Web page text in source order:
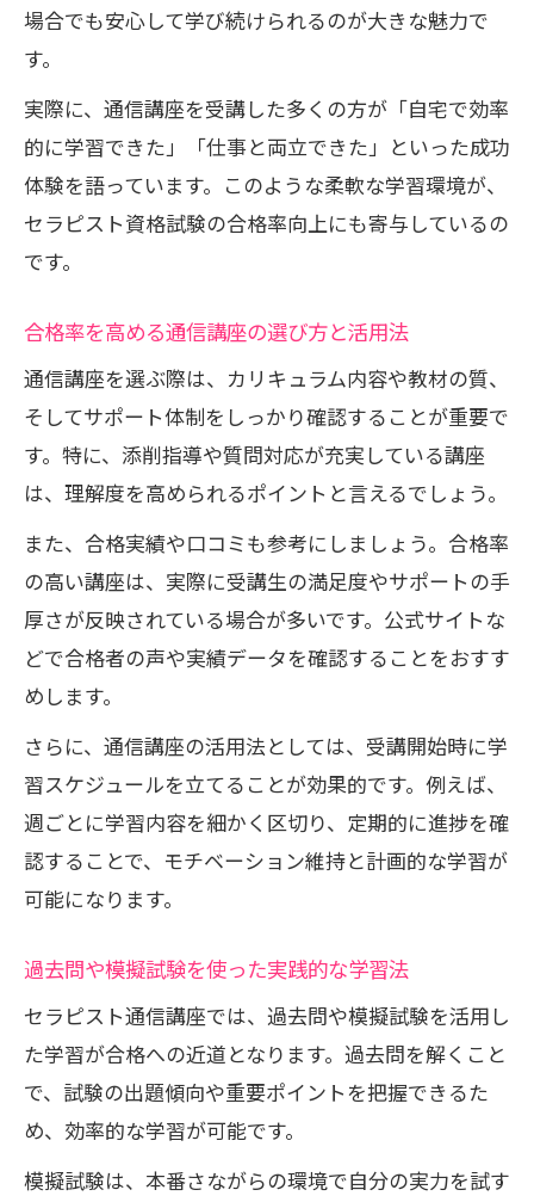
場合でも安心して学び続けられるのが大きな魅力で
す。
実際に、通信講座を受講した多くの方が「自宅で効率
的に学習できた」「仕事と両立できた」といった成功
体験を語っています。このような柔軟な学習環境が、
セラピスト資格試験の合格率向上にも寄与しているの
です。
合格率を高める通信講座の選び方と活用法
通信講座を選ぶ際は、カリキュラム内容や教材の質、
そしてサポート体制をしっかり確認することが重要で
す。特に、添削指導や質問対応が充実している講座
は、理解度を高められるポイントと言えるでしょう。
また、合格実績や口コミも参考にしましょう。合格率
の高い講座は、実際に受講生の満足度やサポートの手
厚さが反映されている場合が多いです。公式サイトな
どで合格者の声や実績データを確認することをおすす
めします。
さらに、通信講座の活用法としては、受講開始時に学
習スケジュールを立てることが効果的です。例えば、
週ごとに学習内容を細かく区切り、定期的に進捗を確
認することで、モチベーション維持と計画的な学習が
可能になります。
過去問や模擬試験を使った実践的な学習法
セラピスト通信講座では、過去問や模擬試験を活用し
た学習が合格への近道となります。過去問を解くこと
で、試験の出題傾向や重要ポイントを把握できるた
め、効率的な学習が可能です。
模擬試験は、本番さながらの環境で自分の実力を試す